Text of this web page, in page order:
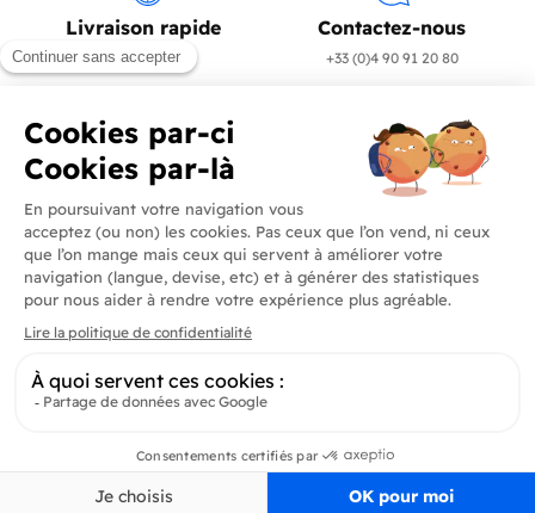
Livraison rapide
en 24/72h
Contactez-nous
+33 (0)4 90 91 20 80